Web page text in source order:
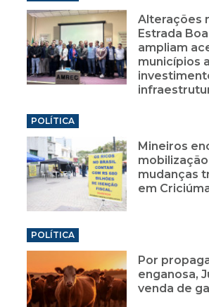
Alterações
Estrada
ampliam
municípios a
POLÍTICA
Mineiros
mudanças
em
POLÍTICA
Por
enganosa,
venda de